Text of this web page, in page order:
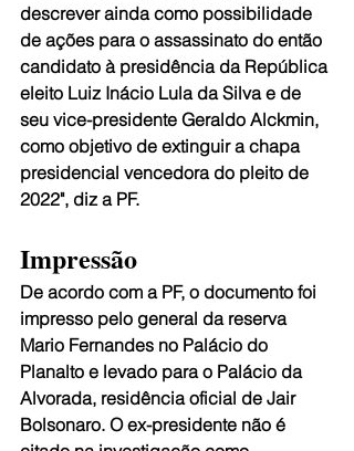
descrever ainda como possibilidade
de ações para o assassinato do então
candidato à presidência da República
eleito Luiz Inácio Lula da Silva e de
seu vice-presidente Geraldo Alckmin,
como objetivo de extinguir a chapa
presidencial vencedora do pleito de
2022", diz a PF.
Impressão
De acordo com a PF, o documento foi
impresso pelo general da reserva
Mario Fernandes no Palácio do
Planalto e levado para o Palácio da
Alvorada, residência oficial de Jair
Bolsonaro. O ex-presidente não é